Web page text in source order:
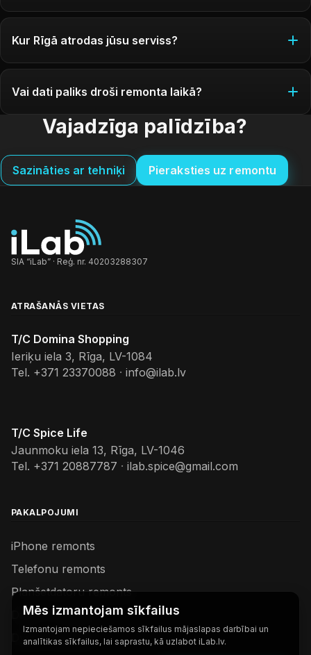
Kur Rīgā atrodas jūsu serviss?
Vai dati paliks droši remonta laikā?
Vajadzīga palīdzība?
Sazināties ar tehniķi Pieraksties uz remontu
SIA “iLab” · Reģ. nr. 40203288307
ATRAŠANĀS VIETAS
T/C Domina Shopping
Ieriķu iela 3, Rīga, LV-1084
Tel. +371 23370088 · info@ilab.lv
T/C Spice Life
Jaunmoku iela 13, Rīga, LV-1046
Tel. +371 20887787 · ilab.spice@gmail.com
PAKALPOJUMI
iPhone remonts
Telefonu remonts
Planšetdatoru remonts
Datoru remonts
Dyson remonts
Mēs izmantojam sīkfailus
Izmantojam nepieciešamos sīkfailus mājaslapas darbībai un
analītikas sīkfailus, lai saprastu, kā uzlabot iLab.lv.